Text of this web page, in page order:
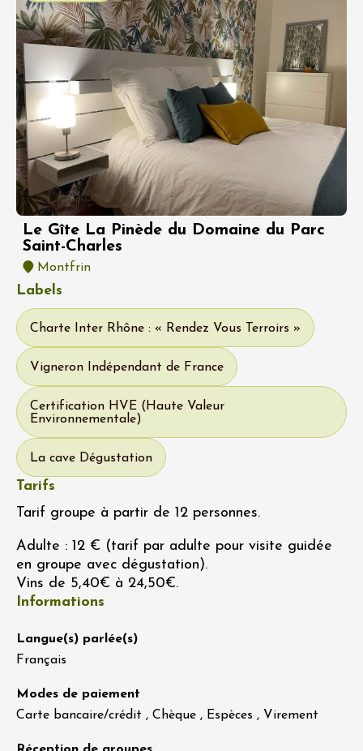
Le Gîte La Pinède du Domaine du Parc
Saint-Charles
Montfrin
Labels
Charte Inter Rhône : « Rendez Vous Terroirs »
Vigneron Indépendant de France
Certification HVE (Haute Valeur
Environnementale)
La cave Dégustation
Tarifs
Tarif groupe à partir de 12 personnes.
Adulte : 12 € (tarif par adulte pour visite guidée
en groupe avec dégustation).
Vins de 5,40€ à 24,50€.
Informations
Langue(s) parlée(s)
Français
Modes de paiement
Carte bancaire/crédit , Chèque , Espèces , Virement